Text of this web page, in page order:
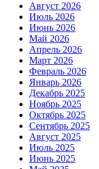
Август 2026
Июль 2026
Июнь 2026
Май 2026
Апрель 2026
Март 2026
Февраль 2026
Январь 2026
Декабрь 2025
Ноябрь 2025
Октябрь 2025
Сентябрь 2025
Август 2025
Июль 2025
Июнь 2025